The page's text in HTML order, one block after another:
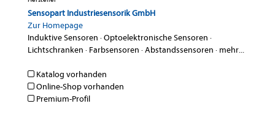
Sensopart Industriesensorik GmbH
Zur Homepage
Induktive Sensoren ·Optoelektronische Sensoren ·
Lichtschranken · Farbsensoren ·Abstandssensoren · mehr...
Katalog vorhanden
Online-Shop vorhanden
Premium-Profil